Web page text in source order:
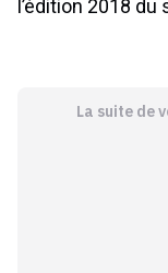
l’édition 2018 du
La suite de